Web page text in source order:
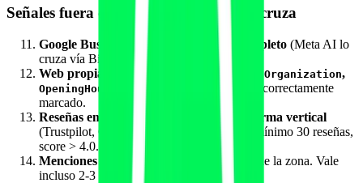
Señales fuera de WhatsApp que Meta cruza
Google Business Profile verificado y completo (Meta AI lo
cruza vía Bing search fallback).
Web propia con schema
Organization,
OpeningHoursSpecification
correctamente
marcado.
Reseñas en Google + Facebook + plataforma vertical
(Trustpilot, Capterra para B2B). Volumen mínimo 30 reseñas,
score > 4.0.
Menciones en medios sectoriales
o blogs de la zona. Vale
incluso 2-3 si son verificables.